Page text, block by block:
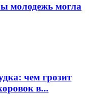
молодежь могла
чем грозит
в...